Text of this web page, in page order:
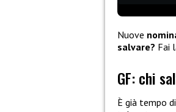
Nuove
salvare? Fai
GF: chi
È già tempo di